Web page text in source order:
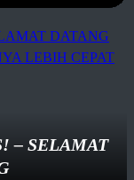
– SELAMAT